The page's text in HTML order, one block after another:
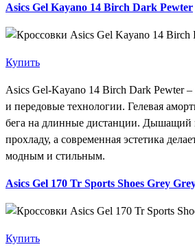
Asics Gel Kayano 14 Birch Dark Pewter
Купить
Asics Gel-Kayano 14 Birch Dark Pewter –
и передовые технологии. Гелевая
бега на длинные дистанции. Дышащий
прохладу, а современная эстетика
модным и стильным.
Asics Gel 170 Tr Sports Shoes Grey
Купить